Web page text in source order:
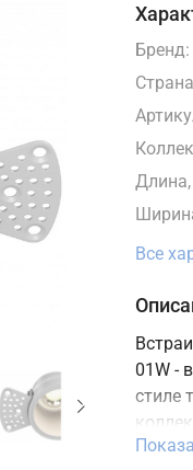
Бренд:
Все
01W -
стиле
Вт,